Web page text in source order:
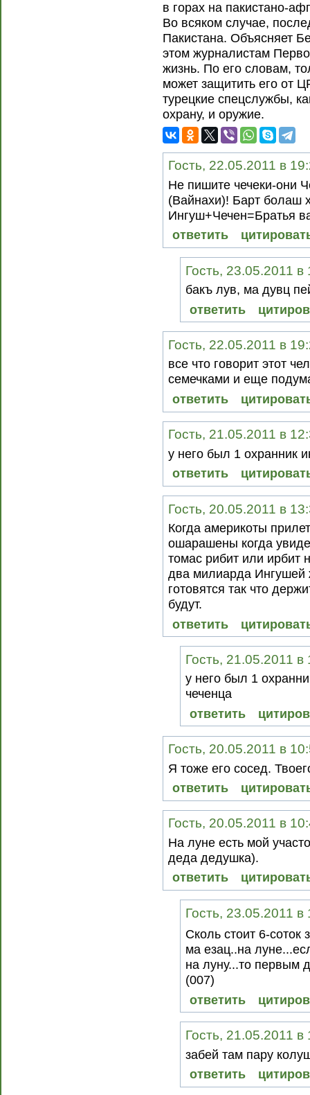
в горах на пакистано-
Во всяком случае,
Пакистана. Объясняет
этом журналистам
жизнь. По его словам,
может защитить его от
турецкие спецслужбы,
охрану, и оружие.
Гость, 22.05.2011 в
Не пишите чечеки-они
(Вайнахи)! Барт болаш
Ингуш+Чечен=Братья
ответить
Гость, 23.05.2011
бакъ лув, ма дувц
ответить
Гость, 22.05.2011 в
все что говорит этот
семечками и еще
ответить
Гость, 21.05.2011 в
у него был 1 охранник
ответить
Гость, 20.05.2011 в
Когда америкоты
ошарашены когда
томас рибит или ирбит
два милиарда Ингушей
готовятся так что
будут.
ответить
Гость, 21.05.2011
у него был 1
чеченца
ответить
Гость, 20.05.2011 в
Я тоже его сосед.
ответить
Гость, 20.05.2011 в
На луне есть мой
деда дедушка).
ответить
Гость, 23.05.2011
Сколь стоит 6-соток
ма езац..на
на луну...то первым
(007)
ответить
Гость, 21.05.2011
забей там пару
ответить